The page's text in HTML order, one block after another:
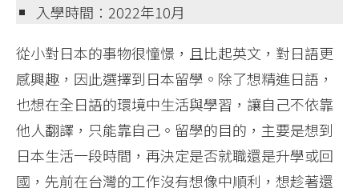
入學時間：2022年10月
從小對日本的事物很憧憬，且比起英文，對日語更
感興趣，因此選擇到日本留學。除了想精進日語，
也想在全日語的環境中生活與學習，讓自己不依靠
他人翻譯，只能靠自己。留學的目的，主要是想到
日本生活一段時間，再決定是否就職還是升學或回
國，先前在台灣的工作沒有想像中順利，想趁著還